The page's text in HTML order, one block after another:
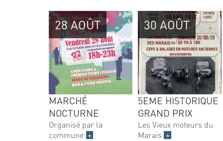
28 AOÛT
MARCHÉ
NOCTURNE
Organisé par la
commune +
30 AOÛT
5EME HISTORIQUE
GRAND PRIX
Les Vieux moteurs du
Marais +